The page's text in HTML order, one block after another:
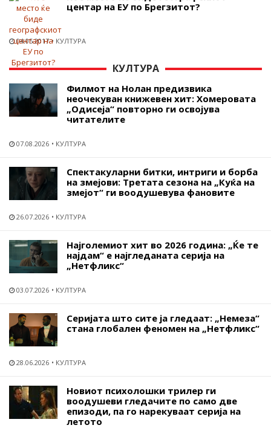
центар на ЕУ по Брегзитот?
04.05.2017 КУЛТУРА
КУЛТУРА
Филмот на Нолан предизвика
неочекуван книжевен хит: Хомеровата
„Одисеја“ повторно ги освојува
читателите
07.08.2026 КУЛТУРА
Спектакуларни битки, интриги и борба
на змејови: Третата сезона на „Куќа на
змејот“ ги воодушевува фановите
26.07.2026 КУЛТУРА
Најголемиот хит во 2026 година: „Ќе те
најдам“ е најгледаната серија на
„Нетфликс“
03.07.2026 КУЛТУРА
Серијата што сите ја гледаат: „Немеза“
стана глобален феномен на „Нетфликс“
28.06.2026 КУЛТУРА
Новиот психолошки трилер ги
воодушеви гледачите по само две
епизоди, па го нарекуваат серија на
летото